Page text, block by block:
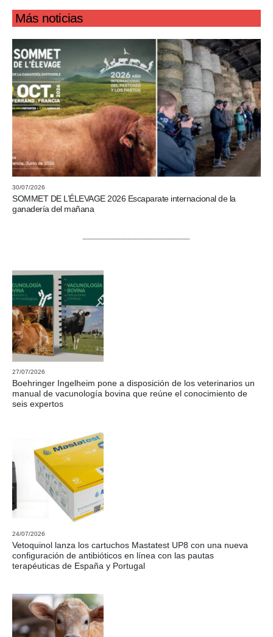
Más noticias
30/07/2026
SOMMET DE L’ÉLEVAGE 2026 Escaparate internacional de la
ganadería del mañana
27/07/2026
Boehringer Ingelheim pone a disposición de los veterinarios un
manual de vacunología bovina que reúne el conocimiento de
seis expertos
24/07/2026
Vetoquinol lanza los cartuchos Mastatest UP8 con una nueva
configuración de antibióticos en línea con las pautas
terapéuticas de España y Portugal